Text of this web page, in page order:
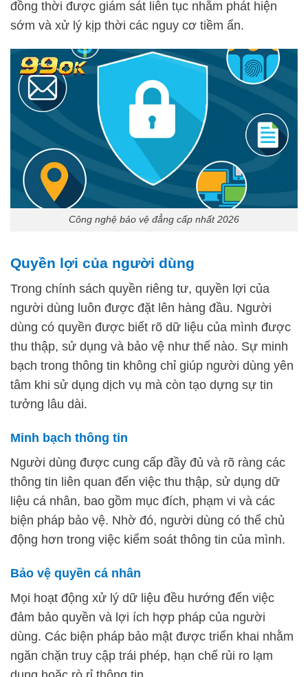
đồng thời được giám sát liên tục nhằm phát hiện
sớm và xử lý kịp thời các nguy cơ tiềm ẩn.
Công nghệ bảo vệ đẳng cấp nhất 2026
Quyền lợi của người dùng
Trong chính sách quyền riêng tư, quyền lợi của
người dùng luôn được đặt lên hàng đầu. Người
dùng có quyền được biết rõ dữ liệu của mình được
thu thập, sử dụng và bảo vệ như thế nào. Sự minh
bạch trong thông tin không chỉ giúp người dùng yên
tâm khi sử dụng dịch vụ mà còn tạo dựng sự tin
tưởng lâu dài.
Minh bạch thông tin
Người dùng được cung cấp đầy đủ và rõ ràng các
thông tin liên quan đến việc thu thập, sử dụng dữ
liệu cá nhân, bao gồm mục đích, phạm vi và các
biện pháp bảo vệ. Nhờ đó, người dùng có thể chủ
động hơn trong việc kiểm soát thông tin của mình.
Bảo vệ quyền cá nhân
Mọi hoạt động xử lý dữ liệu đều hướng đến việc
đảm bảo quyền và lợi ích hợp pháp của người
dùng. Các biện pháp bảo mật được triển khai nhằm
ngăn chặn truy cập trái phép, hạn chế rủi ro lạm